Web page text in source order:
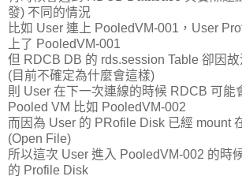
發) 不同的情況
比如 User 連上 PooledVM-001，User
上了 PooledVM-001
但 RDCB DB 的 rds.session Table 卻因
(目前不確定為什麼會這樣)
則 User 在下一次連線的時候 RDCB 可能
Pooled VM 比如 PooledVM-002
而因為 User 的 PRofile Disk 已經 mount
(Open File)
所以這次 User 進入 PooledVM-002 的時
的 Profile Disk